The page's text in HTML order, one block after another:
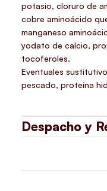
potasio, cloruro de
cobre aminoácido
manganeso
yodato de calcio,
tocoferoles.
Eventuales
pescado, proteína
Despacho y